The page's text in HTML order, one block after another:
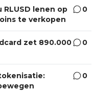
RLUSD lenen op
te verkopen
0
zet 890.000
0
0